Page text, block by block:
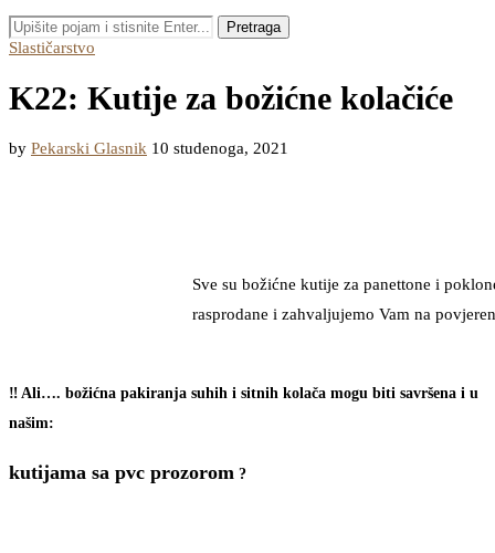
Pretraga
Slastičarstvo
K22: Kutije za božićne kolačiće
by Pekarski Glasnik 10 studenoga, 2021
Sve su božićne kutije za panettone i
rasprodane i zahvaljujemo Vam na
‼️ Ali…. božićna pakiranja suhih i sitnih kolača mogu biti savršena i u
našim:
kutijama sa pvc prozorom ?